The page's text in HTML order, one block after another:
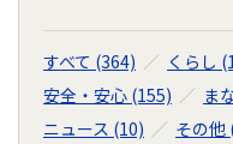
すべて (364) くらし
安全・安心 (155)
ま
ニュース (10)
その他